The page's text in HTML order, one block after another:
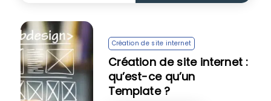
Création de site internet
Création de site internet :
qu’est-ce qu’un
Template ?